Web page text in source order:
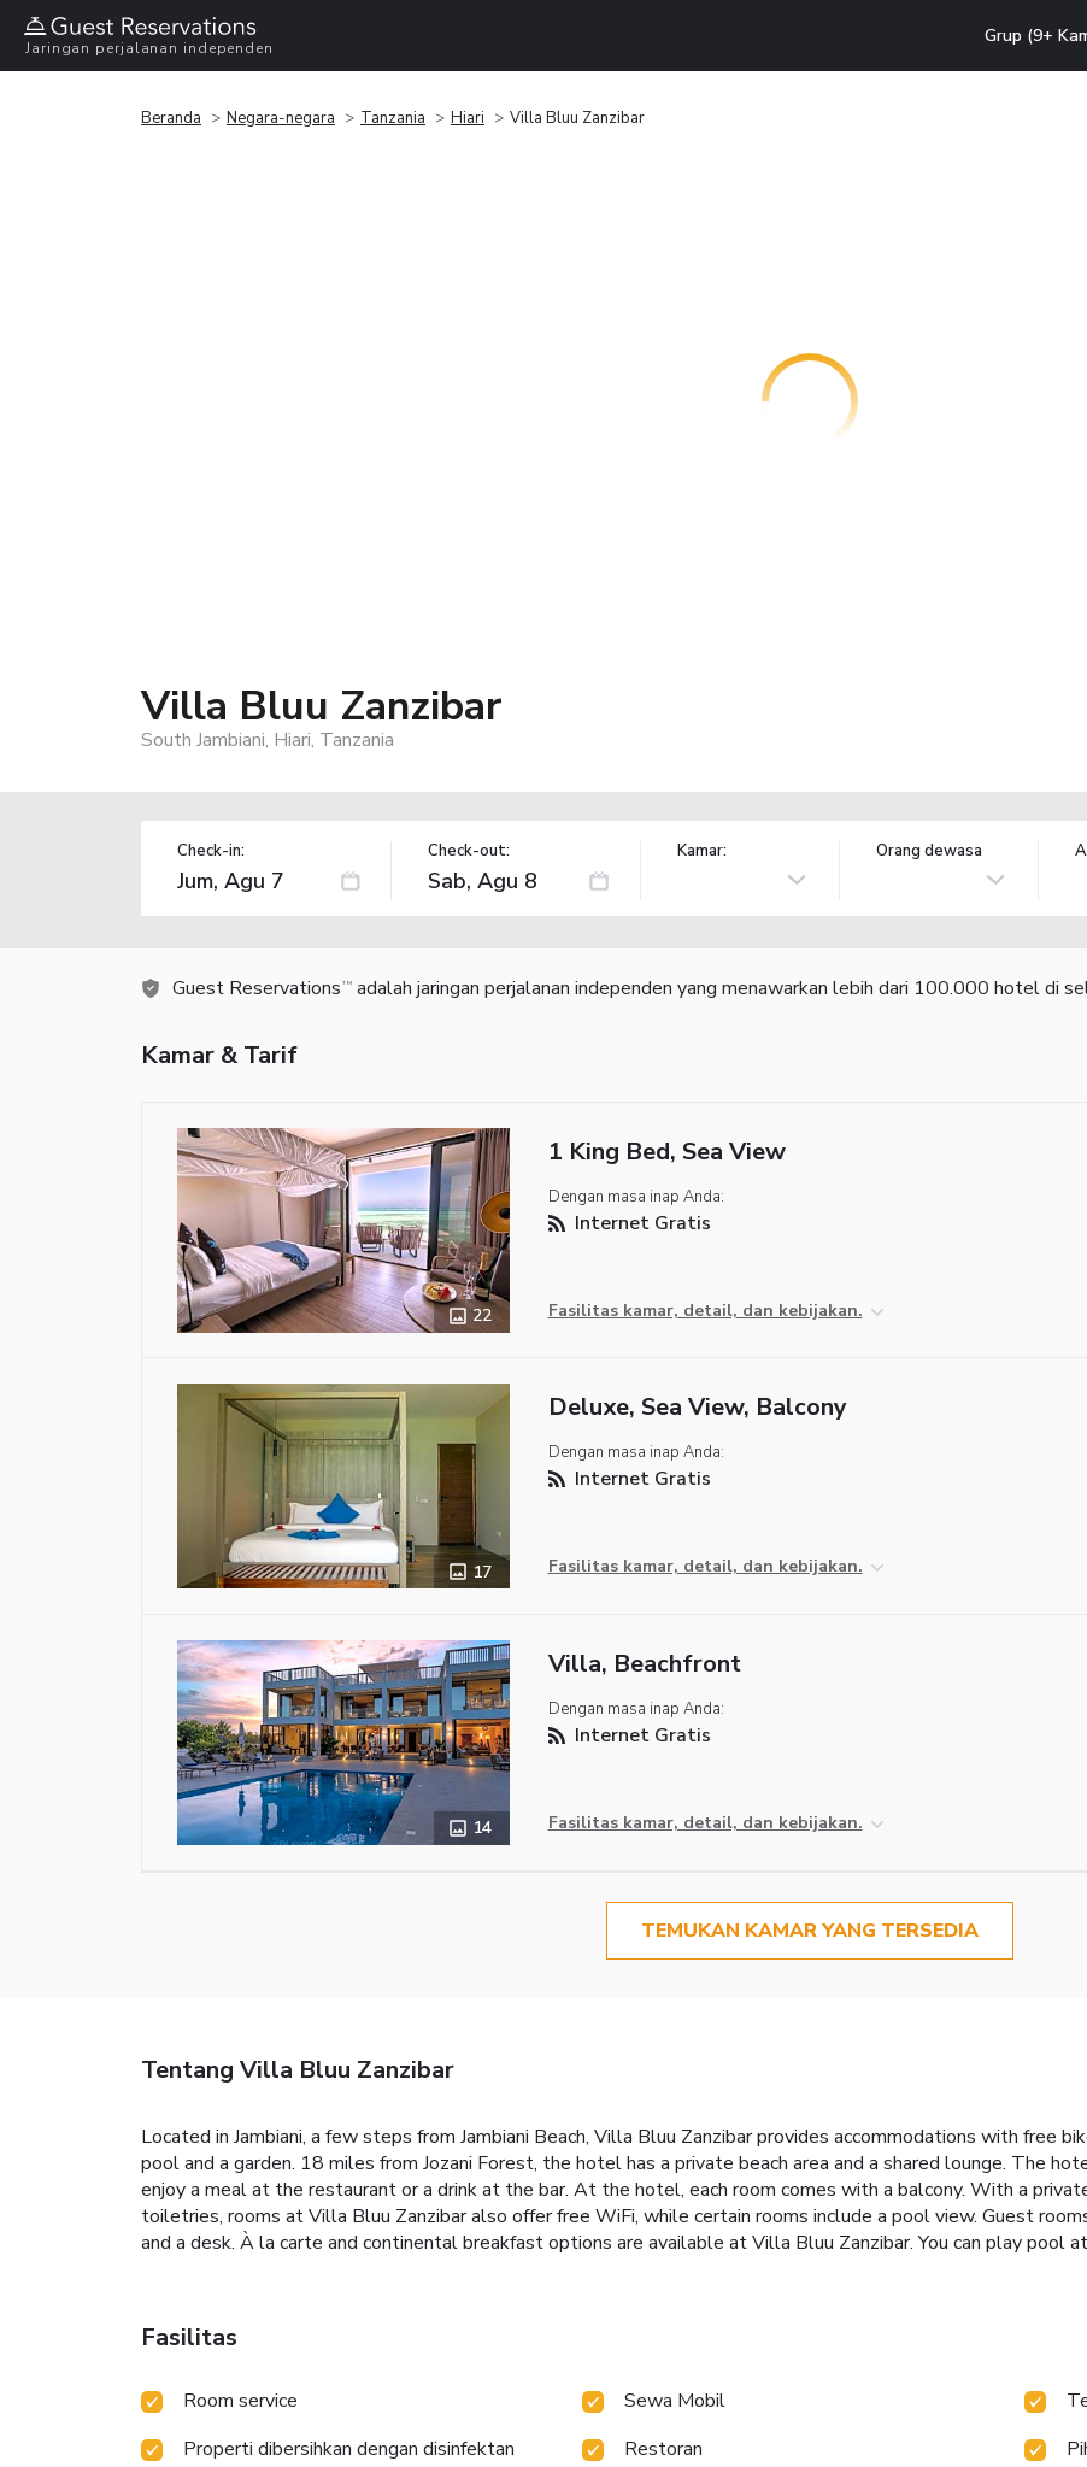
Jaringan perjalanan independen
Grup (9+
Beranda Negara-negara Tanzania Hiari Villa Bluu Zanzibar
Villa Bluu Zanzibar
South Jambiani, Hiari, Tanzania
Check-in: Check-out: Kamar: Orang dewasa
Guest Reservations TM adalah jaringan perjalanan independen yang menawarkan lebih dari 100.000 hotel di
Kamar & Tarif
22
1 King Bed, Sea View
Dengan masa inap Anda:
Internet Gratis
Fasilitas kamar, detail, dan kebijakan.
17
Deluxe, Sea View, Balcony
Dengan masa inap Anda:
Internet Gratis
Fasilitas kamar, detail, dan kebijakan.
14
Villa, Beachfront
Dengan masa inap Anda:
Internet Gratis
Fasilitas kamar, detail, dan kebijakan.
TEMUKAN KAMAR YANG TERSEDIA
Tentang Villa Bluu Zanzibar
Located in Jambiani, a few steps from Jambiani Beach, Villa Bluu Zanzibar provides accommodations with free
pool and a garden. 18 miles from Jozani Forest, the hotel has a private beach area and a shared lounge. The
enjoy a meal at the restaurant or a drink at the bar. At the hotel, each room comes with a balcony. With a
toiletries, rooms at Villa Bluu Zanzibar also offer free WiFi, while certain rooms include a pool view. Guest
and a desk. À la carte and continental breakfast options are available at Villa Bluu Zanzibar. You can play pool
Fasilitas
Room service Sewa Mobil
Properti dibersihkan dengan disinfektan
Restoran